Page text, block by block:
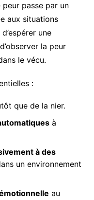
peur passe par un
aux situations
une
la peur
le vécu.
:
que de la nier.
à
à des
un environnement
au